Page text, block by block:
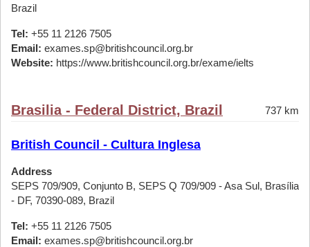
Brazil
Tel: +55 11 2126 7505
Email: exames.sp@britishcouncil.org.br
Website: https://www.britishcouncil.org.br/exame/ielts
Brasilia - Federal District, Brazil 737 km
British Council - Cultura Inglesa
Address
SEPS 709/909, Conjunto B, SEPS Q 709/909 - Asa Sul, Brasília
- DF, 70390-089, Brazil
Tel: +55 11 2126 7505
Email: exames.sp@britishcouncil.org.br